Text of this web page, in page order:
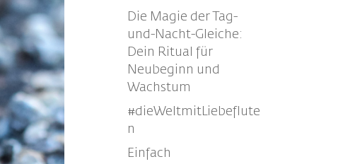
Die Magie der Tag-
und-Nacht-Gleiche:
Dein Ritual für
Neubeginn und
Wachstum
#dieWeltmitLiebeflute
n
Einfach